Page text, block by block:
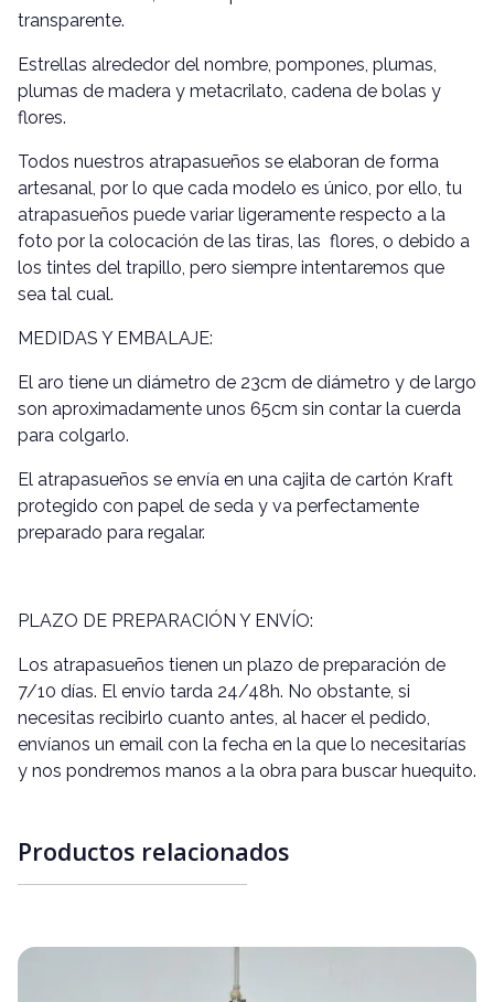
transparente.
Estrellas alrededor del nombre, pompones, plumas,
plumas de madera y metacrilato, cadena de bolas y
flores.
Todos nuestros atrapasueños se elaboran de forma
artesanal, por lo que cada modelo es único, por ello, tu
atrapasueños puede variar ligeramente respecto a la
foto por la colocación de las tiras, las flores, o debido a
los tintes del trapillo, pero siempre intentaremos que
sea tal cual.
MEDIDAS Y EMBALAJE:
El aro tiene un diámetro de 23cm de diámetro y de largo
son aproximadamente unos 65cm sin contar la cuerda
para colgarlo.
El atrapasueños se envía en una cajita de cartón Kraft
protegido con papel de seda y va perfectamente
preparado para regalar.
PLAZO DE PREPARACIÓN Y ENVÍO:
Los atrapasueños tienen un plazo de preparación de
7/10 días. El envío tarda 24/48h. No obstante, si
necesitas recibirlo cuanto antes, al hacer el pedido,
envíanos un email con la fecha en la que lo necesitarías
y nos pondremos manos a la obra para buscar huequito.
Productos relacionados